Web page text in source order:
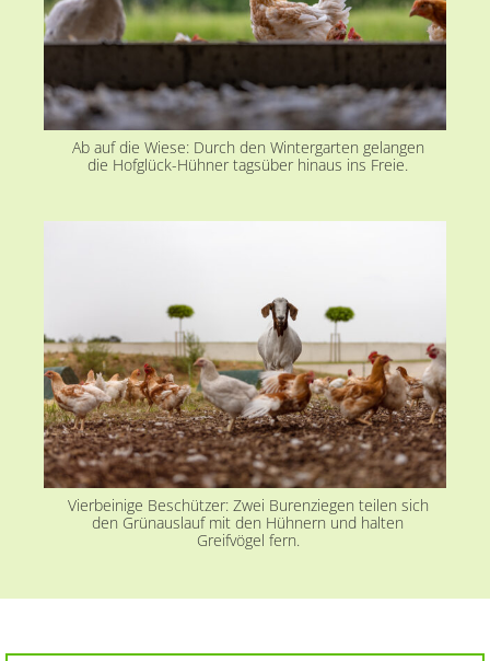
Ab auf die Wiese: Durch den Wintergarten gelangen
die Hofglück-Hühner tagsüber hinaus ins Freie.
Vierbeinige Beschützer: Zwei Burenziegen teilen sich
den Grünauslauf mit den Hühnern und halten
Greifvögel fern.